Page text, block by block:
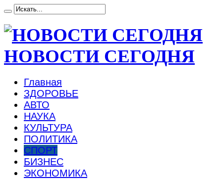
НОВОСТИ СЕГОДНЯ
Главная
ЗДОРОВЬЕ
АВТО
НАУКА
КУЛЬТУРА
ПОЛИТИКА
СПОРТ
БИЗНЕС
ЭКОНОМИКА